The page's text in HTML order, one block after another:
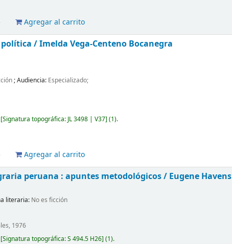
Agregar al carrito
política /Imelda Vega-Centeno Bocanegra
; Audiencia: Especializado;
Signatura topográfica: JL 3498 | V37 (1).
Agregar al carrito
peruana : apuntes metodológicos / Eugene Havens
literaria: No es ficción
1976
Signatura topográfica:S 494.5 H26 (1).